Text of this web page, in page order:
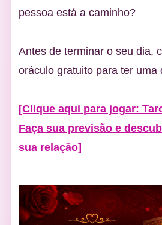
pessoa está a caminho?
Antes de terminar o seu dia,
oráculo gratuito para ter uma
[Clique aqui para jogar:
Faça sua previsão e
sua relação]